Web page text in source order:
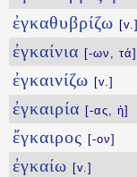
ἐγκαθυβρίζω [v.]
ἐγκαίνια [-ων, τά]
ἐγκαινίζω [v.]
ἐγκαιρία [-ας, ἡ]
ἔγκαιρος [-ον]
ἐγκαίω [v.]